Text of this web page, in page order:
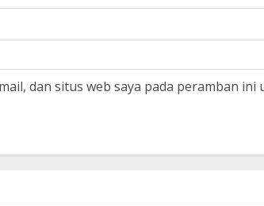
dan situs web saya pada peramban